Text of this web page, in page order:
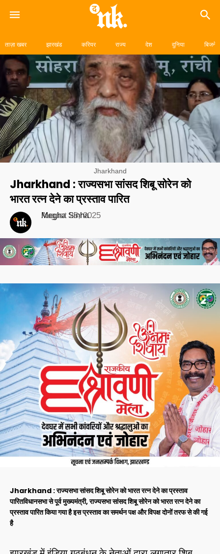
ताज़ा खबर झारखंड करियर राज्य देश दुनिया बिजनेस
Jharkhand
Jharkhand : राज्यसभा सांसद शिबू सोरेन को
भारत रत्न देने का प्रस्ताव पारित
Megha Sinha
August 28, 2025
Jharkhand : राज्यसभा सांसद शिबू सोरेन को भारत रत्न देने का प्रस्ताव
पारितविधानसभा से पूर्व मुख्यमंत्री, राज्यसभा सांसद शिबू सोरेन को भारत रत्न देने का
प्रस्ताव पारित किया गया है इस प्रस्ताव का समर्थन पक्ष और विपक्ष दोनों तरफ से की गई
है